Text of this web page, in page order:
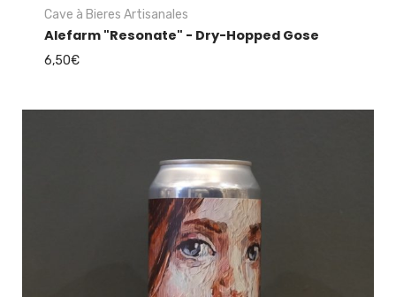
Cave à Bieres Artisanales
Alefarm "Resonate" - Dry-Hopped Gose
6,50€